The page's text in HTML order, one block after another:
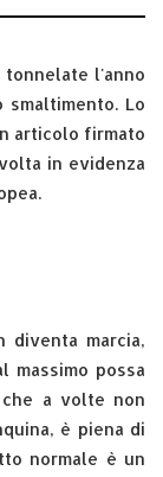
tonnelate l'anno
Lo
articolo firmato
in evidenza
diventa marcia,
massimo possa
a volte non
è piena di
normale è un